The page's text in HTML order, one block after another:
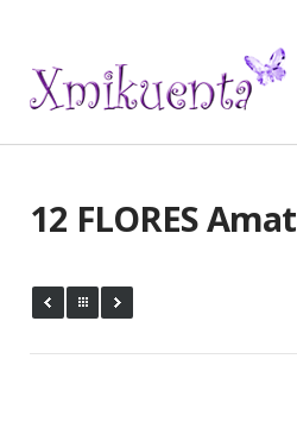
12 FLORES Amat